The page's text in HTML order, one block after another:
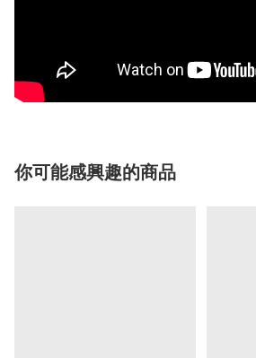
你可能感興趣的商品